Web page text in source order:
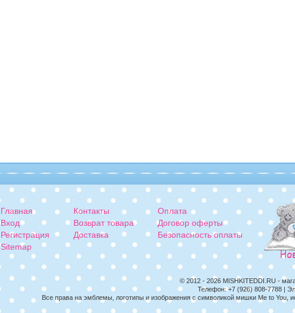
Главная
Вход
Регистрация
Sitemap
Контакты
Возврат товара
Доставка
Оплата
Договор оферты
Безопасность оплаты
© 2012 - 2026 MISHKITEDDI.RU -
Телефон:+7 (926) 808-7788 |
Все права на эмблемы, логотипы и изображения с символикой мишки Me to You,